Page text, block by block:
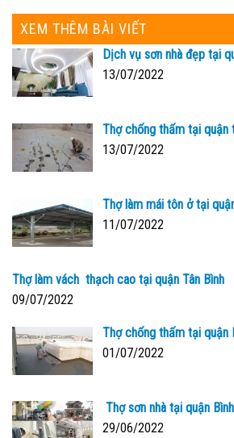
XEM THÊM BÀI VIẾT
Dịch vụ sơn nhà đẹp tại
13/07/2022
Thợ chống thấm tại quận
13/07/2022
Thợ làm mái tôn ở tại
11/07/2022
Thợ làm vách thạch cao tại quận Tân Bình
09/07/2022
Thợ chống thấm tại quận
01/07/2022
Thợ sơn nhà tại quận
29/06/2022